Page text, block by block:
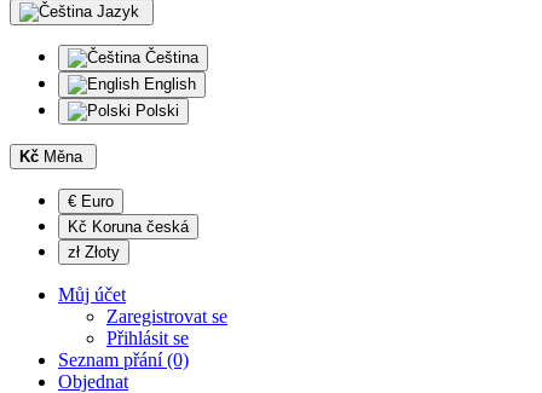
Jazyk
Čeština
English
Polski
Kč Měna
€ Euro
Kč Koruna česká
zł Złoty
Můj účet
Zaregistrovat se
Přihlásit se
Seznam přání (0)
Objednat